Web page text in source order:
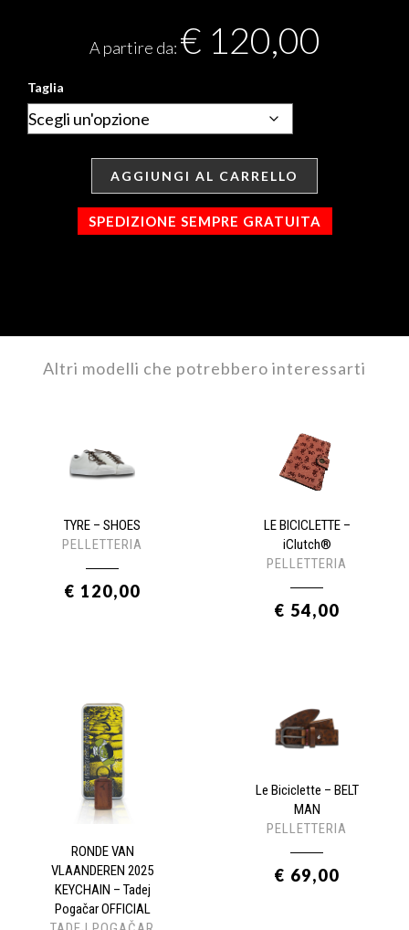
A partire da: €120,00
Taglia
AGGIUNGI AL CARRELLO
SPEDIZIONE SEMPRE GRATUITA
Altri modelli che potrebbero interessarti
TYRE – SHOES
PELLETTERIA
€ 120,00
LE BICICLETTE –
iClutch®
PELLETTERIA
€ 54,00
RONDE VAN
VLAANDEREN 2025
KEYCHAIN – Tadej
Pogačar OFFICIAL
Le Biciclette – BELT
MAN
PELLETTERIA
€ 69,00